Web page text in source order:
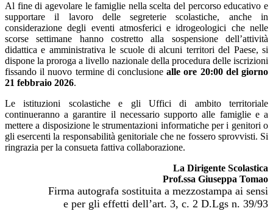
Al fine di agevolare le famiglie nella scelta del percorso educativo e
supportare il lavoro delle segreterie scolastiche, anche in
considerazione degli eventi atmosferici e idrogeologici che nelle
scorse settimane hanno costretto alla sospensione dell’attività
didattica e amministrativa le scuole di alcuni territori del Paese, si
dispone la proroga a livello nazionale della procedura delle iscrizioni
fissando il nuovo termine di conclusionealle ore 20:00 del giorno
21 febbraio 2026.
Le istituzioni scolastiche e gli Uffici di ambito territoriale
continueranno a garantire il necessario supporto alle famiglie e a
mettere a disposizione le strumentazioni informatiche per i genitori o
gli esercenti la responsabilità genitoriale che ne fossero sprovvisti. Si
ringrazia per la consueta fattiva collaborazione.
La Dirigente Scolastica
Prof.ssa Giuseppa Tomao
Firma autografa sostituita a mezzostampa ai sensi
e per gli effetti dell’art. 3, c. 2 D.Lgs n. 39/93